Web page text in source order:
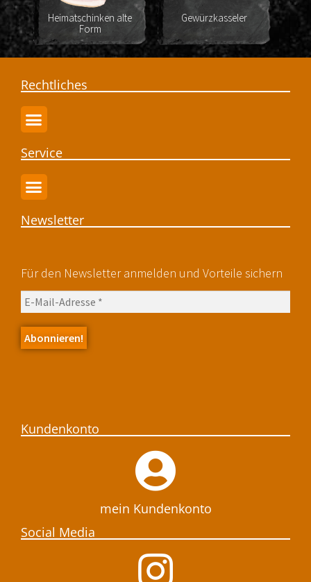
Heimatschinken alte
Form
Gewürzkasseler
Rechtliches
Service
Newsletter
Für den Newsletter anmelden und Vorteile sichern
Kundenkonto
mein Kundenkonto
Social Media